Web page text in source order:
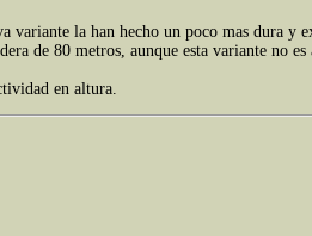
variante la han hecho un poco mas dura y
de 80 metros, aunque esta variante no
en altura.